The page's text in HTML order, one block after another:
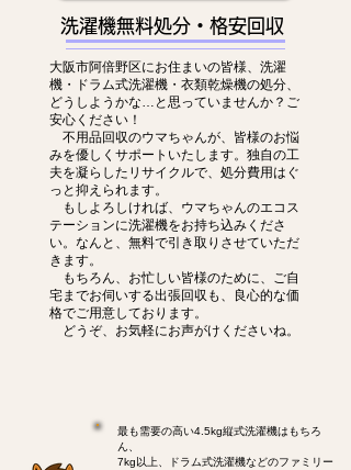
洗濯機無料処分・格安回収
大阪市阿倍野区にお住まいの皆様、洗濯
機・ドラム式洗濯機・衣類乾燥機の処分、
どうしようかな…と思っていませんか？ご
安心ください！
不用品回収のウマちゃんが、皆様のお悩
みを優しくサポートいたします。独自の工
夫を凝らしたリサイクルで、処分費用はぐ
っと抑えられます。
もしよろしければ、ウマちゃんのエコス
テーションに洗濯機をお持ち込みくださ
い。なんと、無料で引き取りさせていただ
きます。
もちろん、お忙しい皆様のために、ご自
宅までお伺いする出張回収も、良心的な価
格でご用意しております。
どうぞ、お気軽にお声がけくださいね。
最も需要の高い4.5kg縦式洗濯機はもちろ
ん、
7kg以上、ドラム式洗濯機などのファミリー